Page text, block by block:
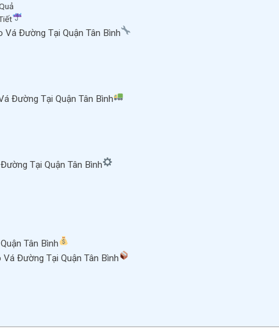
Đường Tại Quận Tân Bình
Đường Tại Quận Tân Bình
Tại Quận Tân Bình
Tân Bình
Đường Tại Quận Tân Bình